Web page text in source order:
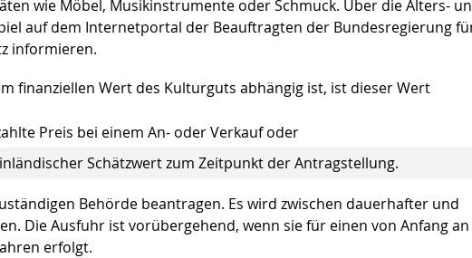
wie Möbel, Musikinstrumente oder Schmuck. Über die Alters-
auf dem Internetportal der Beauftragten der Bundesregierung
informieren.
finanziellen Wert des Kulturguts abhängig ist, ist dieser Wert
Preis bei einem An- oder Verkauf oder
Schätzwert zum Zeitpunkt der Antragstellung.
Behörde beantragen. Es wird zwischen dauerhafter und
Die Ausfuhr ist vorübergehend, wenn sie für einen von Anfang an
erfolgt.